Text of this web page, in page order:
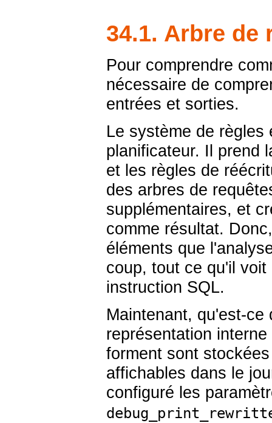
34.1. Arbre de
Pour comprendre
nécessaire de
entrées et sorties.
Le système de
planificateur. Il prend
et les règles de
des arbres de
supplémentaires, et
comme résultat.
éléments que
coup, tout ce qu'il
instruction SQL.
Maintenant, qu'est-
représentation
forment sont
affichables dans le
configuré les